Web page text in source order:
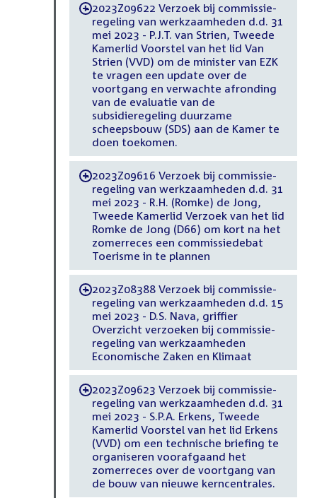
-2023Z09622 Verzoek bij commissie-
regeling van werkzaamheden d.d. 31
mei 2023 - P.J.T. van Strien, Tweede
Kamerlid Voorstel van het lid Van
Strien (VVD) om de minister van EZK
te vragen een update over de
voortgang en verwachte afronding
van de evaluatie van de
subsidieregeling duurzame
scheepsbouw (SDS) aan de Kamer te
doen toekomen.
-2023Z09616 Verzoek bij commissie-
regeling van werkzaamheden d.d. 31
mei 2023 - R.H. (Romke) de Jong,
Tweede Kamerlid Verzoek van het lid
Romke de Jong (D66) om kort na het
zomerreces een commissiedebat
Toerisme in te plannen
-2023Z08388 Verzoek bij commissie-
regeling van werkzaamheden d.d. 15
mei 2023 - D.S. Nava, griffier
Overzicht verzoeken bij commissie-
regeling van werkzaamheden
Economische Zaken en Klimaat
-2023Z09623 Verzoek bij commissie-
regeling van werkzaamheden d.d. 31
mei 2023 - S.P.A. Erkens, Tweede
Kamerlid Voorstel van het lid Erkens
(VVD) om een technische briefing te
organiseren voorafgaand het
zomerreces over de voortgang van
de bouw van nieuwe kerncentrales.